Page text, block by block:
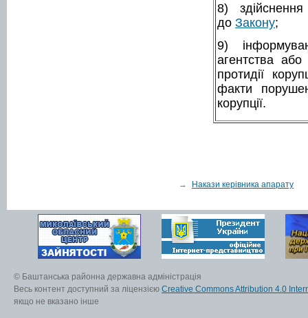
8) здійснення
до Закону;
9)
агентства
протидії
факти
корупції.
→ Накази керівника апарату
© Баштанська районна державна адміністрація
Весь контент доступний за ліцензією Creative Commons Attribution 4.0
якщо не вказано інше